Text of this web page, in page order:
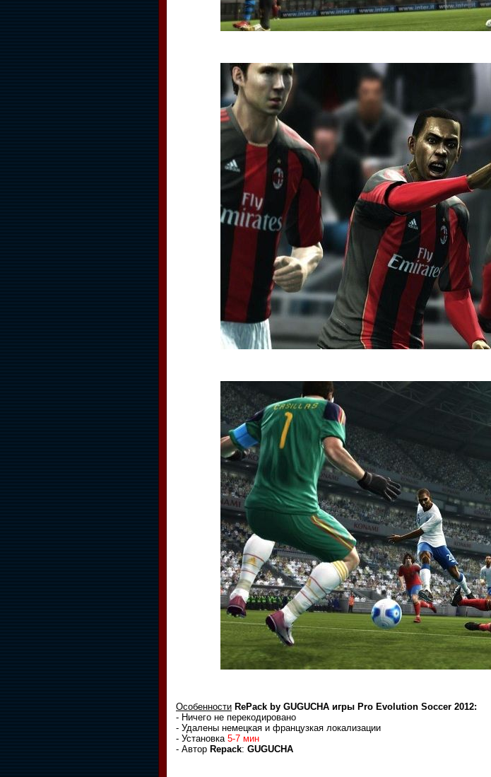
Особенности RePack by GUGUCHA игры Pro Evolution Soccer 2012:
- Ничего не перекодировано
- Удалены немецкая и французкая локализации
- Установка 5-7 мин
- Автор Repack: GUGUCHA